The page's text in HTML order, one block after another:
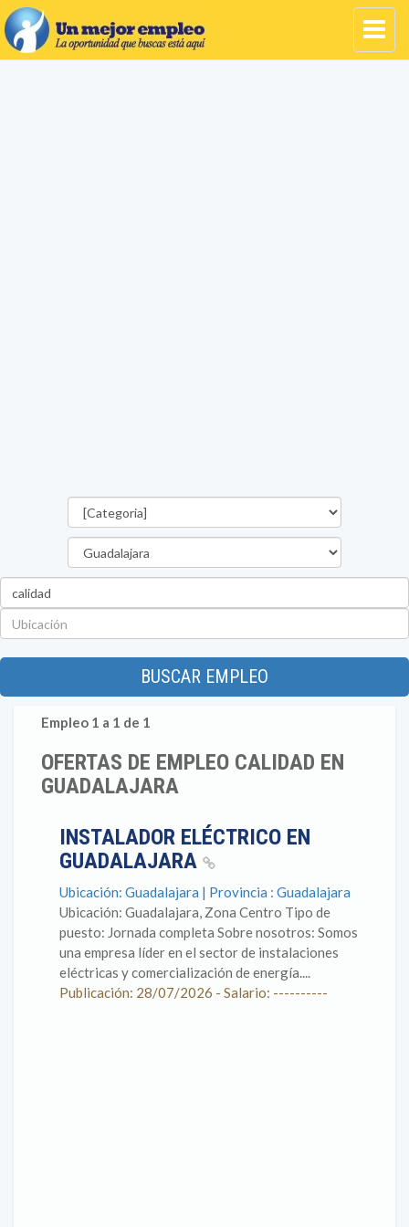
BUSCAR EMPLEO
Empleo 1 a 1 de 1
OFERTAS DE EMPLEO CALIDAD EN
GUADALAJARA
INSTALADOR ELÉCTRICO EN
GUADALAJARA
Ubicación: Guadalajara | Provincia : Guadalajara
Ubicación: Guadalajara, Zona Centro Tipo de
puesto: Jornada completa Sobre nosotros: Somos
una empresa líder en el sector de instalaciones
eléctricas y comercialización de energía....
Publicación: 28/07/2026 - Salario: ----------